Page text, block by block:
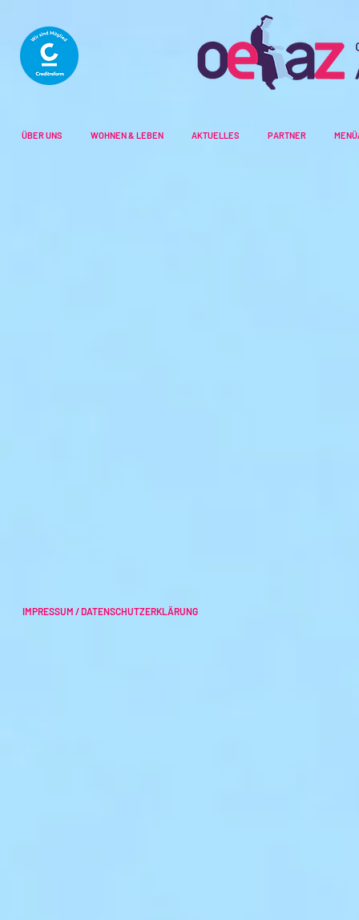
ÜBER UNS WOHNEN & LEBEN AKTUELLES PARTNER
IMPRESSUM / DATENSCHUTZERKLÄRUNG